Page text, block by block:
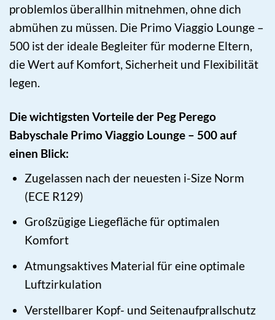
problemlos überallhin mitnehmen, ohne dich
abmühen zu müssen. Die Primo Viaggio Lounge –
500 ist der ideale Begleiter für moderne Eltern,
die Wert auf Komfort, Sicherheit und Flexibilität
legen.
Die wichtigsten Vorteile der Peg Perego
Babyschale Primo Viaggio Lounge – 500 auf
einen Blick:
Zugelassen nach der neuesten i-Size Norm
(ECE R129)
Großzügige Liegefläche für optimalen
Komfort
Atmungsaktives Material für eine optimale
Luftzirkulation
Verstellbarer Kopf- und Seitenaufprallschutz